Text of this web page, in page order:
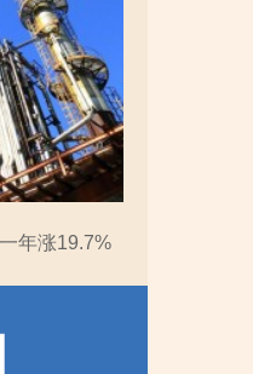
年涨19.7%